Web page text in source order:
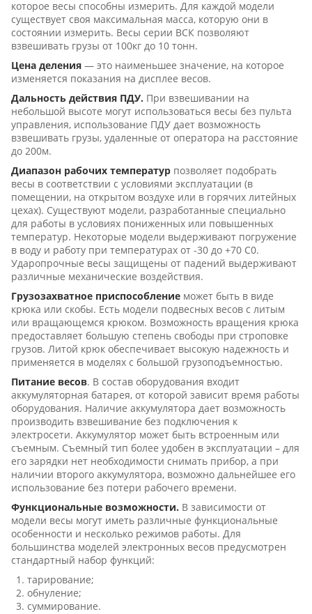
которое весы способны измерить. Для каждой модели
существует своя максимальная масса, которую они в
состоянии измерить. Весы серии ВСК позволяют
взвешивать грузы от 100кг до 10 тонн.
Цена деления — это наименьшее значение, на которое
изменяется показания на дисплее весов.
Дальность действия ПДУ. При взвешивании на
небольшой высоте могут использоваться весы без пульта
управления, использование ПДУ дает возможность
взвешивать грузы, удаленные от оператора на расстояние
до 200м.
Диапазон рабочих температур позволяет подобрать
весы в соответствии с условиями эксплуатации (в
помещении, на открытом воздухе или в горячих литейных
цехах). Существуют модели, разработанные специально
для работы в условиях пониженных или повышенных
температур. Некоторые модели выдерживают погружение
в воду и работу при температурах от -30 до +70 С0.
Ударопрочные весы защищены от падений выдерживают
различные механические воздействия.
Грузозахватное приспособление может быть в виде
крюка или скобы. Есть модели подвесных весов с литым
или вращающемся крюком. Возможность вращения крюка
предоставляет большую степень свободы при строповке
грузов. Литой крюк обеспечивает высокую надежность и
применяется в моделях с большой грузоподъемностью.
Питание весов. В состав оборудования входит
аккумуляторная батарея, от которой зависит время работы
оборудования. Наличие аккумулятора дает возможность
производить взвешивание без подключения к
электросети. Аккумулятор может быть встроенным или
съемным. Съемный тип более удобен в эксплуатации – для
его зарядки нет необходимости снимать прибор, а при
наличии второго аккумулятора, возможно дальнейшее его
использование без потери рабочего времени.
Функциональные возможности. В зависимости от
модели весы могут иметь различные функциональные
особенности и несколько режимов работы. Для
большинства моделей электронных весов предусмотрен
стандартный набор функций:
тарирование;
обнуление;
суммирование.